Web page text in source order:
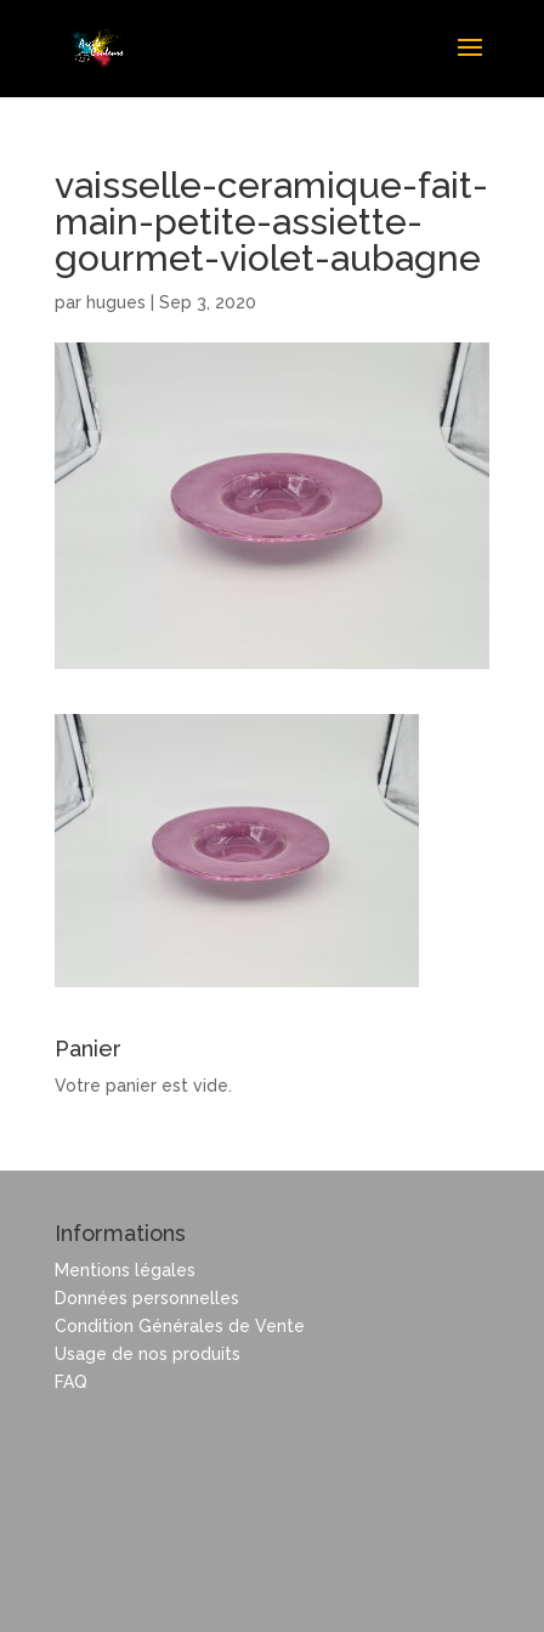
vaisselle-ceramique-fait-
main-petite-assiette-
gourmet-violet-aubagne
par hugues Sep 3, 2020
Panier
Votre panier est vide.
Informations
Mentions légales
Données personnelles
Condition Générales de Vente
Usage de nos produits
FAQ